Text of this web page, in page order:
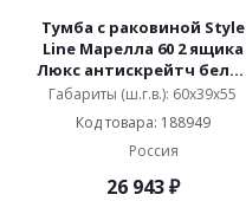
Тумба с раковиной Style
Line Марелла 60 2 ящика
Люкс антискрейтч белая
матовый, Plus подвесная
Габариты (ш.г.в.): 60x39x55
Код товара: 188949
Россия
26 943₽